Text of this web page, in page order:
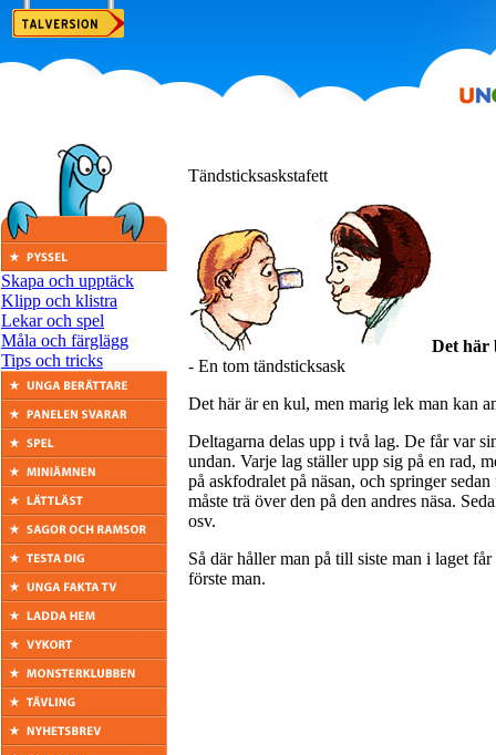
Skapa och upptäck
Klipp och klistra
Lekar och spel
Måla och färglägg
Tips och tricks
Tändsticksaskstafett
Det här
- En tom tändsticksask
Det här är en kul, men marig lek man kan
Deltagarna delas upp i två lag. De får var
undan. Varje lag ställer upp sig på en rad,
på askfodralet på näsan, och springer
måste trä över den på den andres näsa.
osv.
Så där håller man på till siste man i laget
förste man.